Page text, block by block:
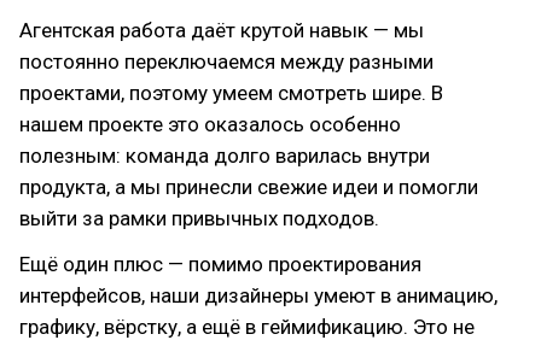
Агентская работа даёт крутой навык — мы
постоянно переключаемся между разными
проектами, поэтому умеем смотреть шире. В
нашем проекте это оказалось особенно
полезным: команда долго варилась внутри
продукта, а мы принесли свежие идеи и помогли
выйти за рамки привычных подходов.
Ещё один плюс — помимо проектирования
интерфейсов, наши дизайнеры умеют в анимацию,
графику, вёрстку, а ещё в геймификацию. Это не